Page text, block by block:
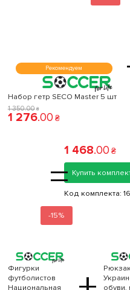
Рекомендуем
Набор гетр SECO Master 5 шт
1 350.00 ₴
1 276.00 ₴
=
1 468.00 ₴
Купить
Код комплекта:
-15%
Фигурки
футболистов
Национальная
обуви,